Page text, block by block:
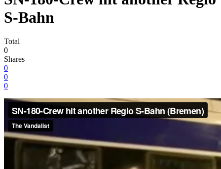
S-Bahn
Total
0
Shares
0
0
0